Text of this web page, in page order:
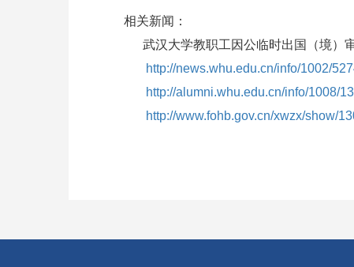
相关新闻：
武汉大学教职工因公临时出国（境）
http://news.whu.edu.cn/info/1002/
http://alumni.whu.edu.cn/info/1008/
http://www.fohb.gov.cn/xwzx/show/